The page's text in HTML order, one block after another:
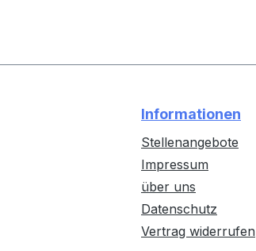
Informationen
Stellenangebote
Impressum
über uns
Datenschutz
Vertrag widerrufen